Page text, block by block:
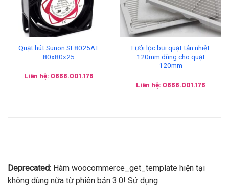
Quạt hút Sunon SF8025AT
80x80x25
Liên hệ: 0868.001.176
Lưới lọc bụi quạt tản nhiệt
120mm dùng cho quạt
120mm
Liên hệ: 0868.001.176
Deprecated: Hàm woocommerce_get_template hiện tại
không dùng nữa từ phiên bản 3.0! Sử dụng